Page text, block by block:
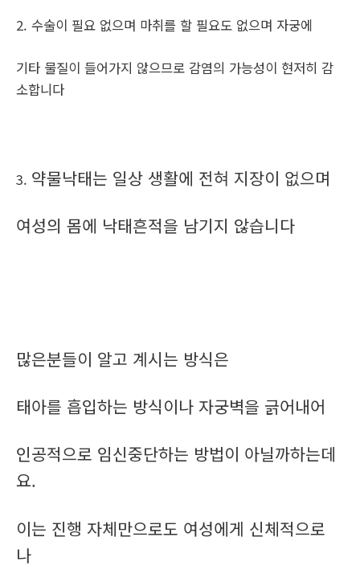
2. 수술이 필요 없으며 마취를 할 필요도 없으며 자궁에
기타 물질이 들어가지 않으므로 감염의 가능성이 현저히 감
소합니다
3. 약물낙태는 일상 생활에 전혀 지장이 없으며
여성의 몸에 낙태흔적을 남기지 않습니다
많은분들이 알고 계시는 방식은
태아를 흡입하는 방식이나 자궁벽을 긁어내어
인공적으로 임신중단하는 방법이 아닐까하는데
요.
이는 진행 자체만으로도 여성에게 신체적으로
나